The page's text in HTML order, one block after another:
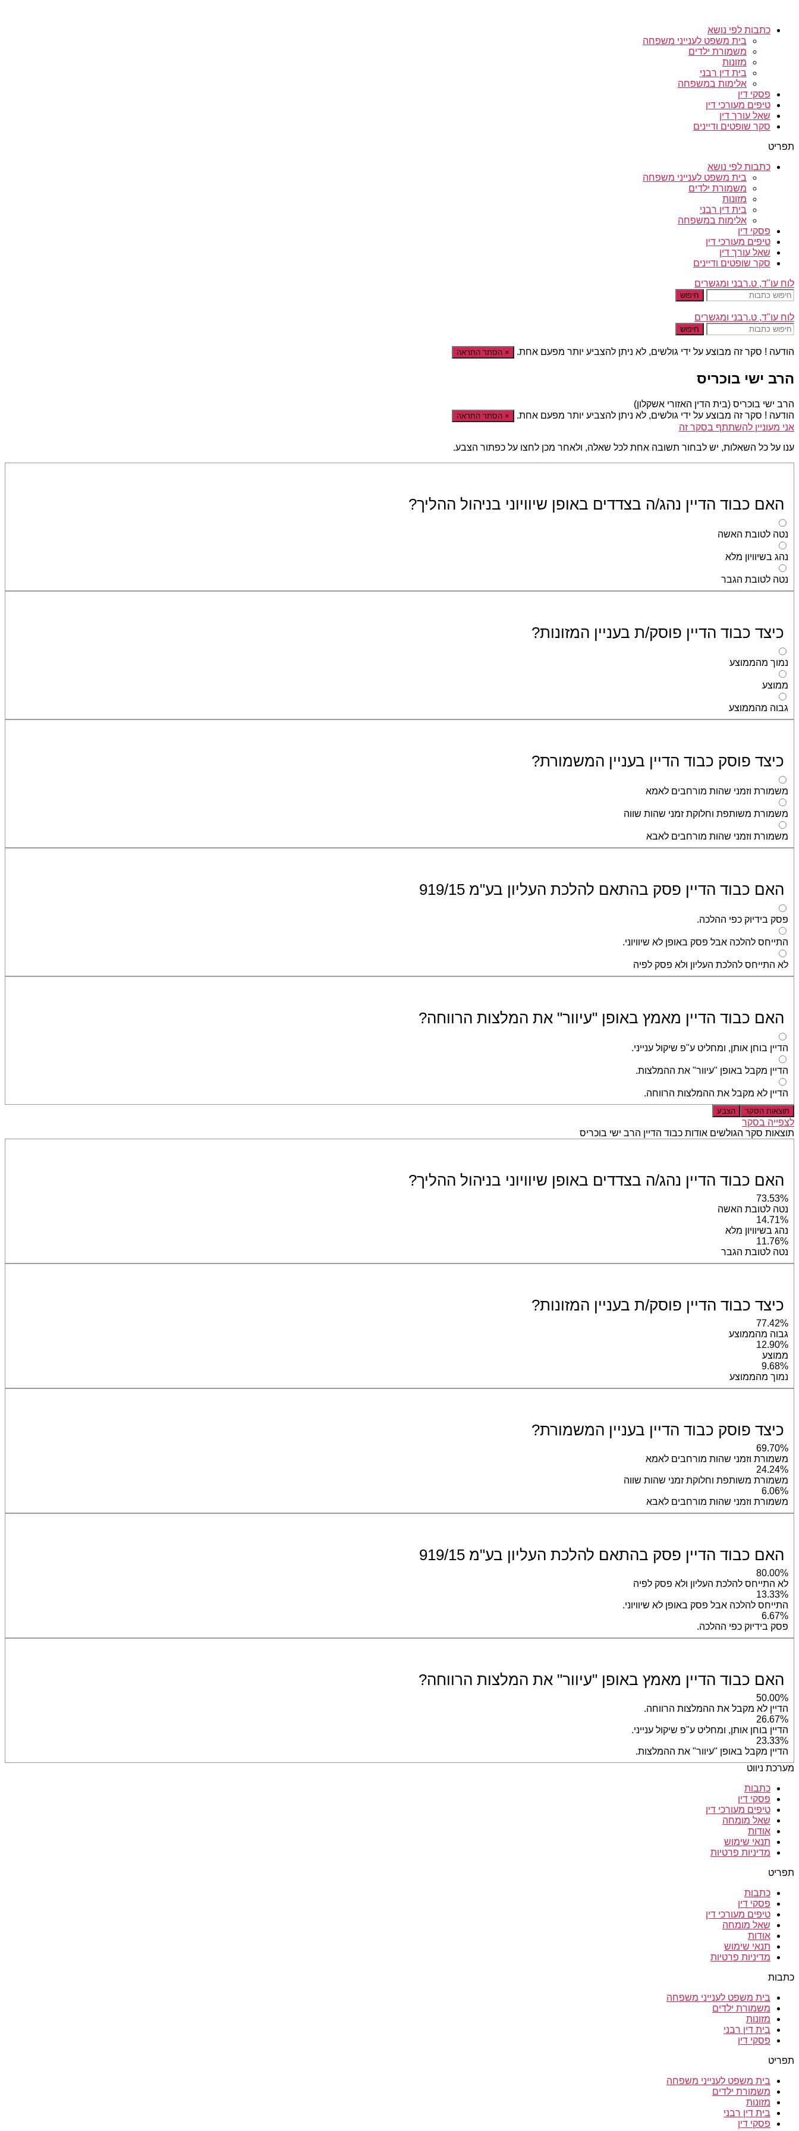
כתבות לפי נושא
בית משפט לענייני משפחה
משמורת ילדים
מזונות
בית דין רבני
אלימות במשפחה
פסקי דין
טיפים מעורכי דין
שאל עורך דין
סקר שופטים ודיינים
תפריט
כתבות לפי נושא
בית משפט לענייני משפחה
משמורת ילדים
מזונות
בית דין רבני
אלימות במשפחה
פסקי דין
טיפים מעורכי דין
שאל עורך דין
סקר שופטים ודיינים
לוח עו"ד, ט.רבני ומגשרים
חיפוש
לוח עו"ד, ט.רבני ומגשרים
חיפוש
הודעה ! סקר זה מבוצע על ידי גולשים, לא ניתן להצביע יותר מפעם אחת. × הסתר התראה
הרב ישי בוכריס
הרב ישי בוכריס (בית הדין האזורי אשקלון)
הודעה ! סקר זה מבוצע על ידי גולשים, לא ניתן להצביע יותר מפעם אחת. × הסתר התראה
אני מעוניין להשתתף בסקר זה
ענו על כל השאלות, יש לבחור תשובה אחת לכל שאלה, ולאחר מכן לחצו על כפתור הצבע.
האם כבוד הדיין נהג/ה בצדדים באופן שיוויוני בניהול ההליך?
נטה לטובת האשה
נהג בשיוויון מלא
נטה לטובת הגבר
כיצד כבוד הדיין פוסק/ת בעניין המזונות?
נמוך מהממוצע
ממוצע
גבוה מהממוצע
כיצד פוסק כבוד הדיין בעניין המשמורת?
משמורת וזמני שהות מורחבים לאמא
משמורת משותפת וחלוקת זמני שהות שווה
משמורת וזמני שהות מורחבים לאבא
האם כבוד הדיין פסק בהתאם להלכת העליון בע"מ 919/15
פסק בידיוק כפי ההלכה.
התייחס להלכה אבל פסק באופן לא שיוויוני.
לא התייחס להלכת העליון ולא פסק לפיה
האם כבוד הדיין מאמץ באופן "עיוור" את המלצות הרווחה?
הדיין בוחן אותן, ומחליט ע"פ שיקול ענייני.
הדיין מקבל באופן "עיוור" את ההמלצות.
הדיין לא מקבל את ההמלצות הרווחה.
תוצאות הסקר הצבע
לצפייה בסקר
תוצאות סקר הגולשים אודות כבוד הדיין הרב ישי בוכריס
האם כבוד הדיין נהג/ה בצדדים באופן שיוויוני בניהול ההליך?
73.53%
נטה לטובת האשה
14.71%
נהג בשיוויון מלא
11.76%
נטה לטובת הגבר
כיצד כבוד הדיין פוסק/ת בעניין המזונות?
77.42%
גבוה מהממוצע
12.90%
ממוצע
9.68%
נמוך מהממוצע
כיצד פוסק כבוד הדיין בעניין המשמורת?
69.70%
משמורת וזמני שהות מורחבים לאמא
24.24%
משמורת משותפת וחלוקת זמני שהות שווה
6.06%
משמורת וזמני שהות מורחבים לאבא
האם כבוד הדיין פסק בהתאם להלכת העליון בע"מ 919/15
80.00%
לא התייחס להלכת העליון ולא פסק לפיה
13.33%
התייחס להלכה אבל פסק באופן לא שיוויוני.
6.67%
פסק בידיוק כפי ההלכה.
האם כבוד הדיין מאמץ באופן "עיוור" את המלצות הרווחה?
50.00%
הדיין לא מקבל את ההמלצות הרווחה.
26.67%
הדיין בוחן אותן, ומחליט ע"פ שיקול ענייני.
23.33%
הדיין מקבל באופן "עיוור" את ההמלצות.
מערכת ניווט
כתבות
פסקי דין
טיפים מעורכי דין
שאל מומחה
אודות
תנאי שימוש
מדיניות פרטיות
תפריט
כתבות
פסקי דין
טיפים מעורכי דין
שאל מומחה
אודות
תנאי שימוש
מדיניות פרטיות
כתבות
בית משפט לענייני משפחה
משמורת ילדים
מזונות
בית דין רבני
פסקי דין
תפריט
בית משפט לענייני משפחה
משמורת ילדים
מזונות
בית דין רבני
פסקי דין